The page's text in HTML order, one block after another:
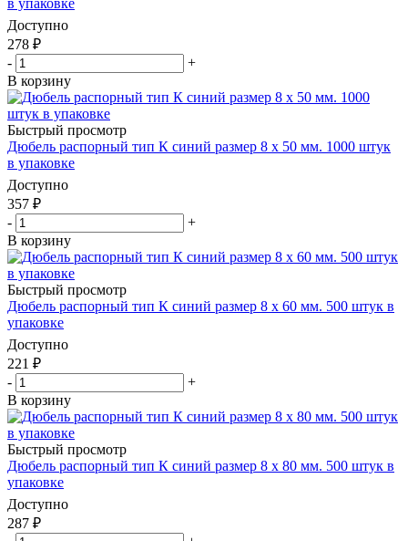
Доступно
278 ₽
-
+
В корзину
Быстрый просмотр
Дюбель распорный тип К синий размер 8 х 50 мм. 1000 штук
в упаковке
Доступно
357 ₽
-
+
В корзину
Быстрый просмотр
Дюбель распорный тип К синий размер 8 х 60 мм. 500 штук в
упаковке
Доступно
221 ₽
-
+
В корзину
Быстрый просмотр
Дюбель распорный тип К синий размер 8 х 80 мм. 500 штук в
упаковке
Доступно
287 ₽